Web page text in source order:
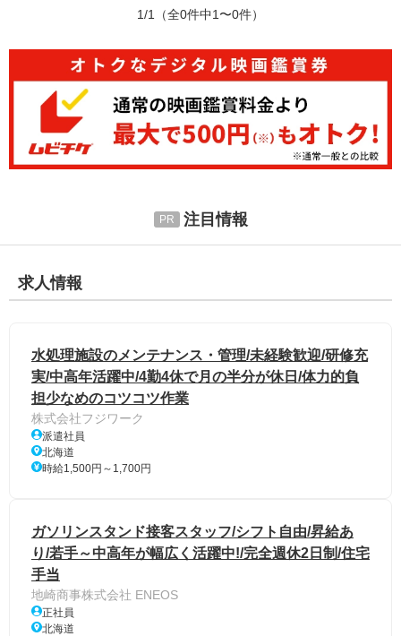
1/1 （全0件中1〜0件）
注目情報
求人情報
水処理施設のメンテナンス・管理/未経験歓迎/研修充
実/中高年活躍中/4勤4休で月の半分が休日/体力的負
担少なめのコツコツ作業
株式会社フジワーク
派遣社員
北海道
時給1,500円～1,700円
ガソリンスタンド接客スタッフ/シフト自由/昇給あ
り/若手～中高年が幅広く活躍中!/完全週休2日制/住宅
手当
地崎商事株式会社 ENEOS
正社員
北海道